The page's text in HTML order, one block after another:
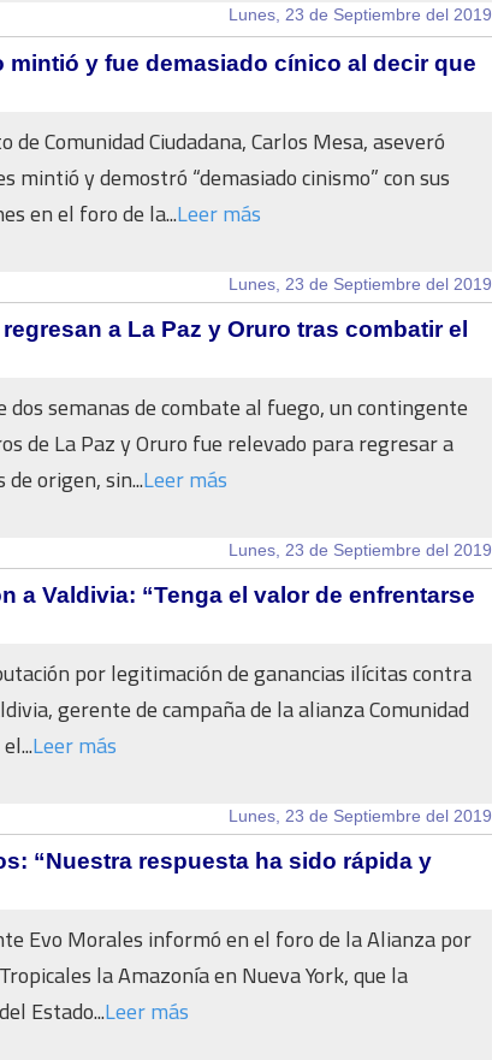
Lunes, 23 de Septiembre del 2019
y fue demasiado cínico al decir que
de Comunidad Ciudadana, Carlos Mesa, aseveró
mintió y demostró “demasiado cinismo” con sus
en el foro de la...Leer más
Lunes, 23 de Septiembre del 2019
a La Paz y Oruro tras combatir el
dos semanas de combate al fuego, un contingente
de La Paz y Oruro fue relevado para regresar a
origen, sin...Leer más
Lunes, 23 de Septiembre del 2019
a Valdivia: “Tenga el valor de enfrentarse
por legitimación de ganancias ilícitas contra
gerente de campaña de la alianza Comunidad
Leer más
Lunes, 23 de Septiembre del 2019
“Nuestra respuesta ha sido rápida y
Evo Morales informó en el foro de la Alianza por
la Amazonía en Nueva York, que la
Estado...Leer más